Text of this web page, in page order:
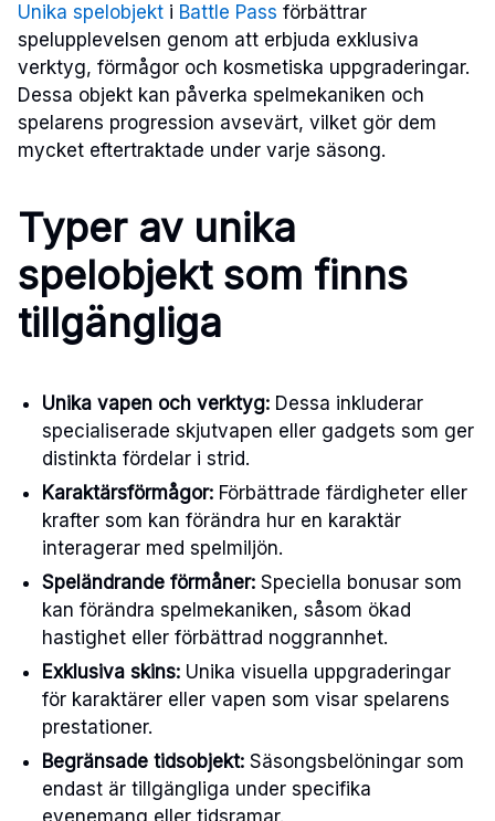
Unika spelobjekt i Battle Pass förbättrar
spelupplevelsen genom att erbjuda exklusiva
verktyg, förmågor och kosmetiska uppgraderingar.
Dessa objekt kan påverka spelmekaniken och
spelarens progression avsevärt, vilket gör dem
mycket eftertraktade under varje säsong.
Typer av unika
spelobjekt som finns
tillgängliga
Unika vapen och verktyg: Dessa inkluderar
specialiserade skjutvapen eller gadgets som ger
distinkta fördelar i strid.
Karaktärsförmågor: Förbättrade färdigheter eller
krafter som kan förändra hur en karaktär
interagerar med spelmiljön.
Speländrande förmåner: Speciella bonusar som
kan förändra spelmekaniken, såsom ökad
hastighet eller förbättrad noggrannhet.
Exklusiva skins: Unika visuella uppgraderingar
för karaktärer eller vapen som visar spelarens
prestationer.
Begränsade tidsobjekt: Säsongsbelöningar som
endast är tillgängliga under specifika